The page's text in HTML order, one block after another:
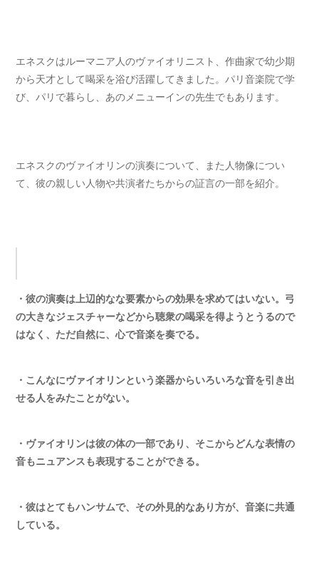
エネスクはルーマニア人のヴァイオリニスト、作曲家で幼少期
から天才として喝采を浴び活躍してきました。パリ音楽院で学
び、パリで暮らし、あのメニューインの先生でもあります。
エネスクのヴァイオリンの演奏について、また人物像につい
て、彼の親しい人物や共演者たちからの証言の一部を紹介。
・彼の演奏は上辺的なな要素からの効果を求めてはいない。弓
の大きなジェスチャーなどから聴衆の喝采を得ようとうるので
はなく、ただ自然に、心で音楽を奏でる。
・こんなにヴァイオリンという楽器からいろいろな音を引き出
せる人をみたことがない。
・ヴァイオリンは彼の体の一部であり、そこからどんな表情の
音もニュアンスも表現することができる。
・彼はとてもハンサムで、その外見的なあり方が、音楽に共通
している。